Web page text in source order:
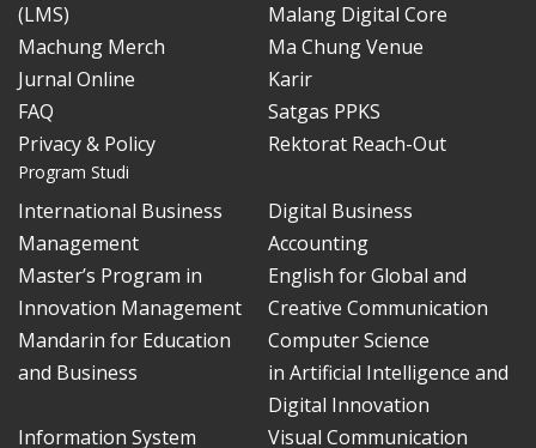
(LMS)
Malang Digital Core
Machung Merch
Ma Chung Venue
Jurnal Online
Karir
FAQ
Satgas PPKS
Privacy & Policy
Rektorat Reach-Out
Program Studi
International Business
Management
Digital Business
Accounting
Master’s Program in
Innovation Management
English for Global and
Creative Communication
Mandarin for Education
and Business
Computer Science
in Artificial Intelligence and
Digital Innovation
Information System
Visual Communication